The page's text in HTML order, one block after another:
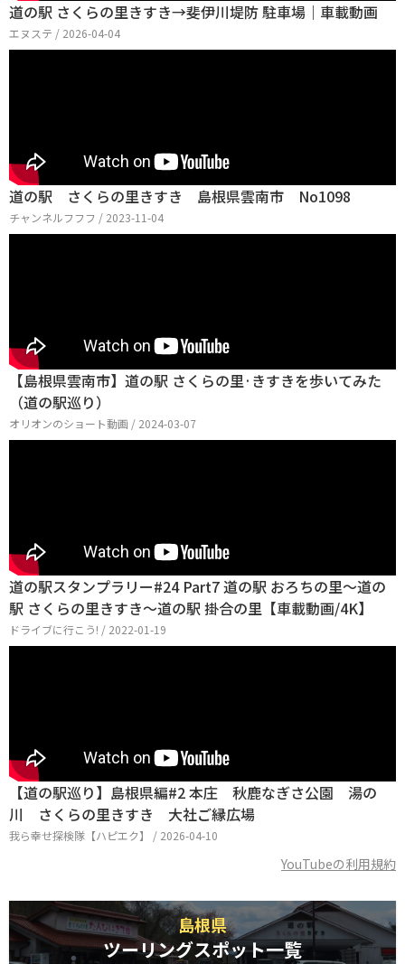
道の駅 さくらの里きすき→斐伊川堤防 駐車場｜車載動画
エヌステ / 2026-04-04
道の駅 さくらの里きすき 島根県雲南市 No1098
チャンネルフフフ / 2023-11-04
【島根県雲南市】道の駅 さくらの里·きすきを歩いてみた
（道の駅巡り）
オリオンのショート動画 / 2024-03-07
道の駅スタンプラリー#24 Part7 道の駅 おろちの里～道の
駅 さくらの里きすき～道の駅 掛合の里【車載動画/4K】
ドライブに行こう! / 2022-01-19
【道の駅巡り】島根県編#2 本庄 秋鹿なぎさ公園 湯の
川 さくらの里きすき 大社ご縁広場
我ら幸せ探検隊【ハピエク】 / 2026-04-10
YouTubeの利用規約
島根県
ツーリングスポット一覧